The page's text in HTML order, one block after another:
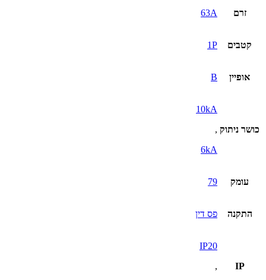
זרם 63A
קטבים 1P
אופיין B
כושר ניתוק
10kA
,
6kA
עומק 79
התקנה פס דין
IP
IP20
,